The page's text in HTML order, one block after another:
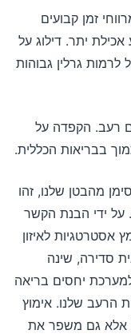
זמן קבועים
אכילת יתר. דילוג על
לרמות גרלין גבוהות
רעב. הקפדה על
בבריאות הכללית.
מהבטן שלנו, זהו
על ידי הבנת הקשר
אסטרטגיות לאיזון
סדירה, שינה
יחסים בריאה
הרעב שלנו. אימוץ
אלא גם משפר את